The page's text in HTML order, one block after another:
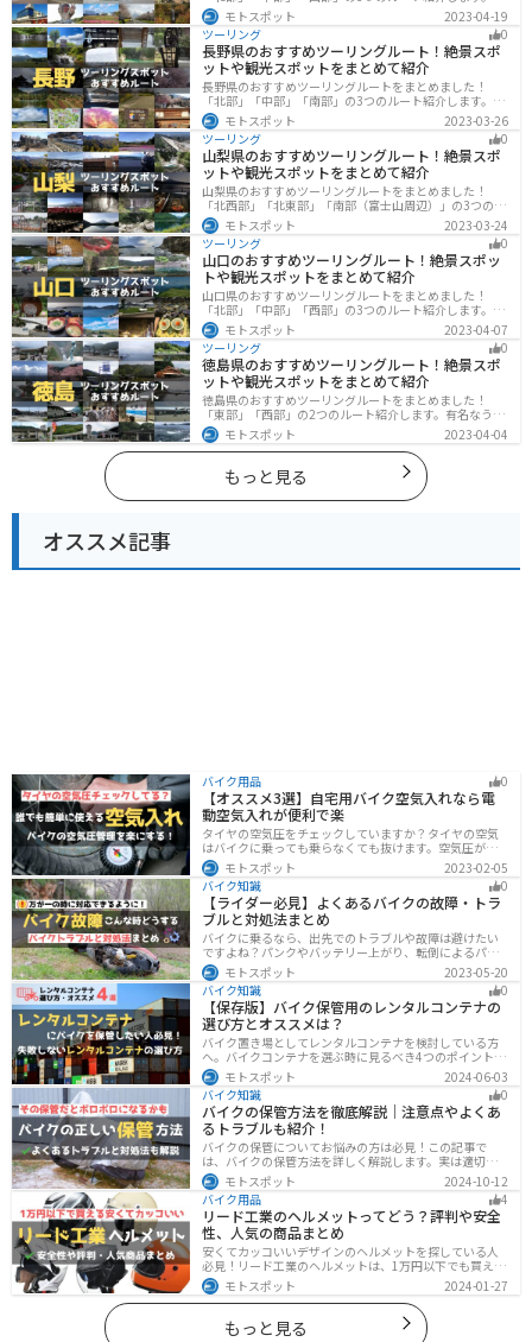
然豊かな山々や湖、温泉地が点在し、四季折々の景色を
楽しめるスポットが多数あります。バイクで秋田県にツ
ーリングに行く際は参考にしてください。
モトスポット
2023-04-19
ツーリング
0
長野県のおすすめツーリングルート！絶景スポ
ットや観光スポットをまとめて紹介
長野県のおすすめツーリングルートをまとめました！
「北部」「中部」「南部」の3つのルート紹介します。諏
訪湖やビーナスラインのような全国でも有名なツーリン
グスポットが多数あります。バイクで長野県にツーリン
グに行く際は参考にしてください。
モトスポット
2023-03-26
ツーリング
0
山梨県のおすすめツーリングルート！絶景スポ
ットや観光スポットをまとめて紹介
山梨県のおすすめツーリングルートをまとめました！
「北西部」「北東部」「南部（富士山周辺）」の3つのル
ート紹介します。富士山を中心に自然豊かな景色や食事
を楽しめるスポットが多数あります。バイクで山梨県に
ツーリングに行く際は参考にしてください。
モトスポット
2023-03-24
ツーリング
0
山口のおすすめツーリングルート！絶景スポッ
トや観光スポットをまとめて紹介
山口県のおすすめツーリングルートをまとめました！
「北部」「中部」「西部」の3つのルート紹介します。美
しい海岸線や山々を楽しむことができます。バイクで山
口県にツーリングに行く際は参考にしてください。
モトスポット
2023-04-07
ツーリング
0
徳島県のおすすめツーリングルート！絶景スポ
ットや観光スポットをまとめて紹介
徳島県のおすすめツーリングルートをまとめました！
「東部」「西部」の2つのルート紹介します。有名なうず
しおや山を中心とした自然豊かなスポットが多数ありま
す。バイクで徳島県にツーリングに行く際は参考にして
ください。
モトスポット 2023-04-04
もっと見る
オススメ記事
バイク用品 0
【オススメ3選】自宅用バイク空気入れなら電
動空気入れが便利で楽
タイヤの空気圧をチェックしていますか？タイヤの空気
はバイクに乗っても乗らなくても抜けます。空気圧が下
がると走行性能・燃費・安全性に影響します。空気圧は
常に自分で管理できるようにしておきましょう。楽に使
えるオススメ空気入れをまとめたので、参考にしてくだ
さい。
モトスポット
2023-02-05
バイク知識
0
【ライダー必見】よくあるバイクの故障・トラ
ブルと対処法まとめ
バイクに乗るなら、出先でのトラブルや故障は避けたい
ですよね？パンクやバッテリー上がり、転倒によるパー
ツの破損、鍵紛失などよくあるトラブルと対処法を徹底
的にまとめました！実際に遭遇しなくても対処法を知
り、事前に準備しておくようにしましょう。
モトスポット
2023-05-20
バイク知識
0
【保存版】バイク保管用のレンタルコンテナの
選び方とオススメは？
バイク置き場としてレンタルコンテナを検討している方
へ。バイクコンテナを選ぶ時に見るべき4つのポイントと
オススメのレンタルコンテナ会社を徹底解説。これさえ
読めば自分に最適なレンタルコンテナを見つけることが
できます。
モトスポット
2024-06-03
バイク知識
0
バイクの保管方法を徹底解説｜注意点やよくあ
るトラブルも紹介！
バイクの保管についてお悩みの方は必見！この記事で
は、バイクの保管方法を詳しく解説します。実は適切に
保管しなければ、バイクの状態を悪化させる恐れがあり
ます。記事を参考にすれば、バイクを状態良く長持ちさ
せることが可能です。
モトスポット
2024-10-12
バイク用品
4
リード工業のヘルメットってどう？評判や安全
性、人気の商品まとめ
安くてカッコいいデザインのヘルメットを探している人
必見！リード工業のヘルメットは、1万円以下でも買える
ヘルメットが多数あります。安全基準もしっかりクリア
しており、安全性にも優れています。種類も豊富でカス
タム用のシールドもあるので、クールに決めたい人にオ
ススメです。
モトスポット 2024-01-27
もっと見る